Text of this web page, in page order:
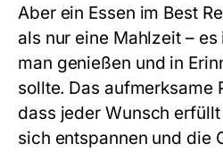
Aber ein Essen im Best
als nur eine Mahlzeit –
man genießen und in
sollte. Das aufmerksame
dass jeder Wunsch
sich entspannen und die